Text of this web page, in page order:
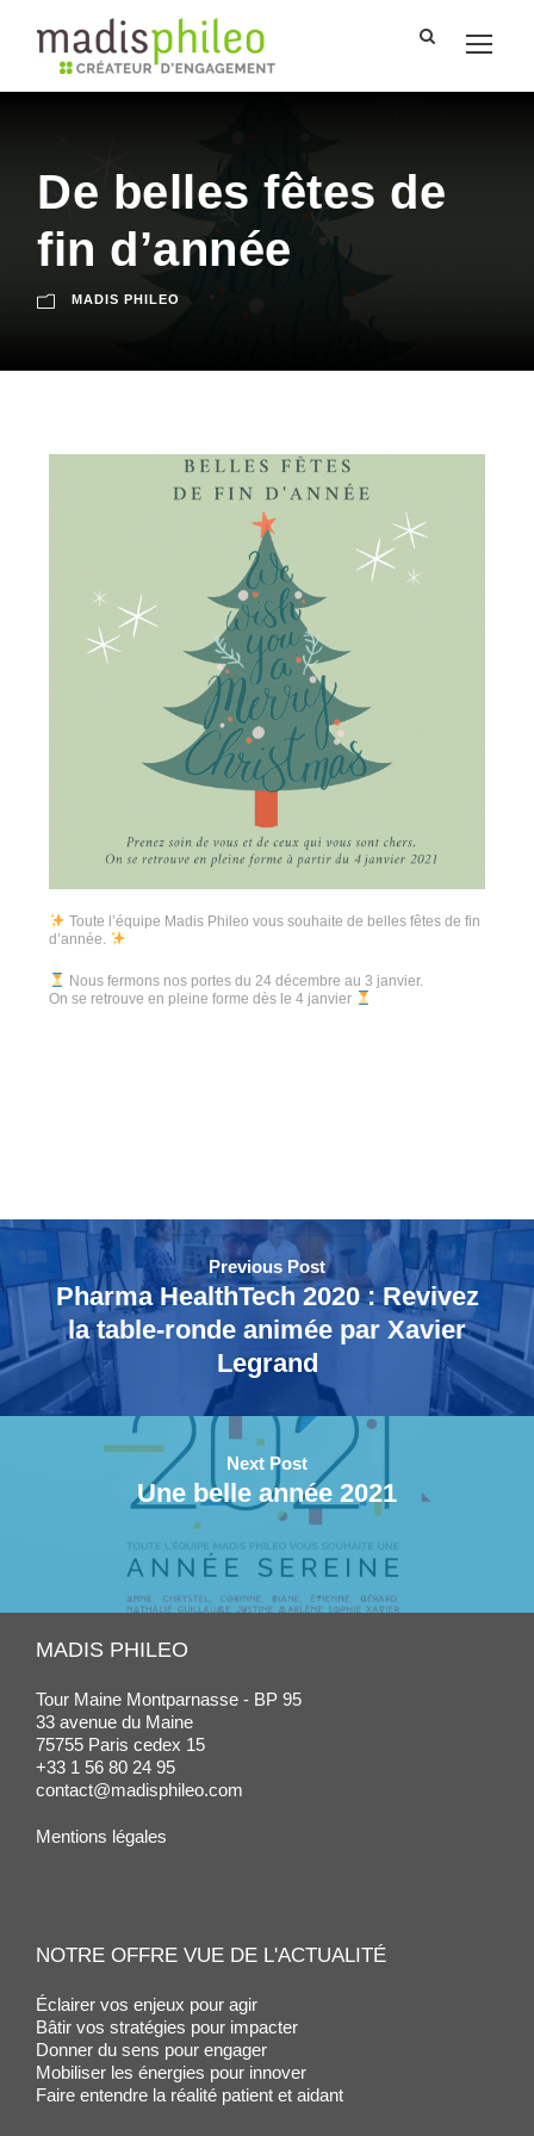
De belles fêtes de
fin d’année
MADIS PHILEO
Toute l’équipe Madis Phileo vous souhaite de belles fêtes de fin
d’année.
Nous fermons nos portes du 24 décembre au 3 janvier.
On se retrouve en pleine forme dès le 4 janvier
Previous Post
Pharma HealthTech 2020 : Revivez
la table-ronde animée par Xavier
Legrand
Next Post
Une belle année 2021
MADIS PHILEO
Tour Maine Montparnasse - BP 95
33 avenue du Maine
75755 Paris cedex 15
+33 1 56 80 24 95
contact@madisphileo.com
Mentions légales
NOTRE OFFRE VUE DE L'ACTUALITÉ
Éclairer vos enjeux pour agir
Bâtir vos stratégies pour impacter
Donner du sens pour engager
Mobiliser les énergies pour innover
Faire entendre la réalité patient et aidant